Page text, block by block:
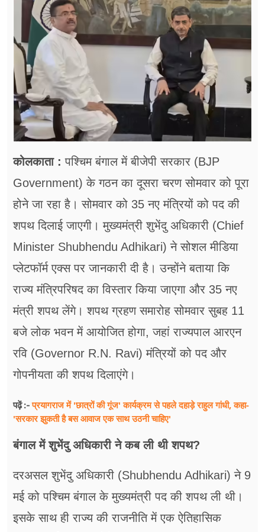
सेहत
ब्‍यूटी
जॉब्स
शिक्षा
अन्य खबरें
कोलकाता : पश्चिम बंगाल में बीजेपी सरकार (BJP
Government) के गठन का दूसरा चरण सोमवार को पूरा
होने जा रहा है। सोमवार को 35 नए मंत्रियों को पद की
शपथ दिलाई जाएगी। मुख्यमंत्री शुभेंदु अधिकारी (Chief
Minister Shubhendu Adhikari) ने सोशल मीडिया
प्लेटफॉर्म एक्स पर जानकारी दी है। उन्होंने बताया कि
राज्य मंत्रिपरिषद का विस्तार किया जाएगा और 35 नए
मंत्री शपथ लेंगे। शपथ ग्रहण समारोह सोमवार सुबह 11
बजे लोक भवन में आयोजित होगा, जहां राज्यपाल आरएन
रवि (Governor R.N. Ravi) मंत्रियों को पद और
गोपनीयता की शपथ दिलाएंगे।
पढ़ें :-प्रयागराज में 'छात्रों की गूंज' कार्यक्रम से पहले दहाड़े राहुल गांधी, कहा-
'सरकार झुकती है बस आवाज एक साथ उठनी चाहिए'
बंगाल में शुभेंदु अधिकारी ने कब ली थी शपथ?
दरअसल शुभेंदु अधिकारी (Shubhendu Adhikari) ने 9
मई को पश्चिम बंगाल के मुख्यमंत्री पद की शपथ ली थी।
इसके साथ ही राज्य की राजनीति में एक ऐतिहासिक